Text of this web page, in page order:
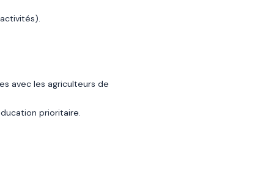
avec les agriculteurs de
prioritaire.